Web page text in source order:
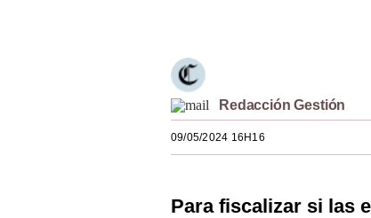
Redacción Gestión
09/05/2024 16H16
Para fiscalizar si las